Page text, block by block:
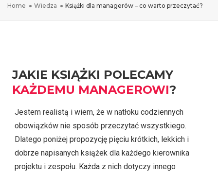
Home Wiedza Książki dla managerów – co warto przeczytać?
JAKIE KSIĄŻKI POLECAMY
KAŻDEMU MANAGEROWI?
Jestem realistą i wiem, że w natłoku codziennych
obowiązków nie sposób przeczytać wszystkiego.
Dlatego poniżej propozycję pięciu krótkich, lekkich i
dobrze napisanych książek dla każdego kierownika
projektu i zespołu. Każda z nich dotyczy innego